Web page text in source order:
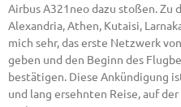
Airbus A321neo dazu stoßen. Zu
Alexandria, Athen, Kutaisi,
mich sehr, das erste Netzwerk
geben und den Beginn des
bestätigen. Diese Ankündigung
und lang ersehnten Reise, auf